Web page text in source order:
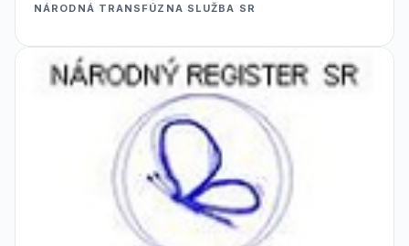
NÁRODNÁ TRANSFÚZNA SLUŽBA SR